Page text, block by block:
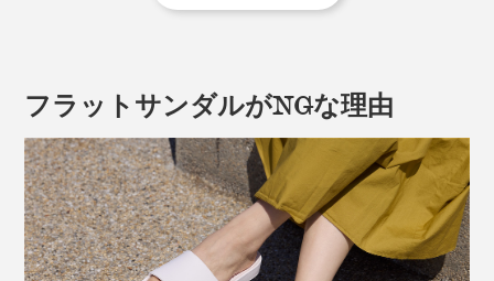
フラットサンダルがNGな理由